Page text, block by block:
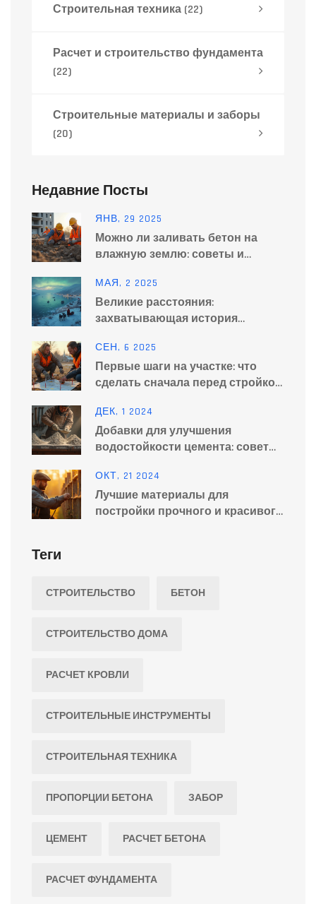
Строительная техника (22)
Расчет и строительство фундамента
(22)
Строительные материалы и заборы
(20)
Недавние Посты
ЯНВ, 29 2025
Можно ли заливать бетон на
влажную землю: советы и
МАЯ, 2 2025
Великие расстояния:
захватывающая история
через пролив
СЕН, 6 2025
Первые шаги на участке: что
сделать сначала перед стройкой
ДЕК, 1 2024
Добавки для улучшения
водостойкости цемента: советы
ОКТ, 21 2024
Лучшие материалы для
постройки прочного и красивого
Теги
СТРОИТЕЛЬСТВО БЕТОН
СТРОИТЕЛЬСТВО ДОМА
РАСЧЕТ КРОВЛИ
СТРОИТЕЛЬНЫЕ ИНСТРУМЕНТЫ
СТРОИТЕЛЬНАЯ ТЕХНИКА
ПРОПОРЦИИ БЕТОНА ЗАБОР
ЦЕМЕНТ РАСЧЕТ БЕТОНА
РАСЧЕТ ФУНДАМЕНТА